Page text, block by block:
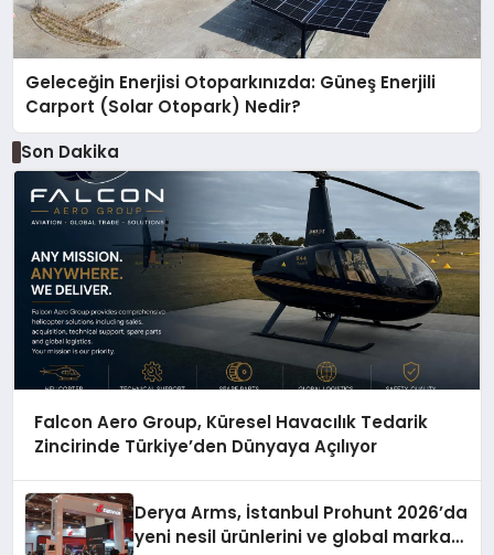
Geleceğin Enerjisi Otoparkınızda: Güneş Enerjili
Carport (Solar Otopark) Nedir?
Son Dakika
Falcon Aero Group, Küresel Havacılık Tedarik
Zincirinde Türkiye’den Dünyaya Açılıyor
Derya Arms, İstanbul Prohunt 2026’da
yeni nesil ürünlerini ve global marka